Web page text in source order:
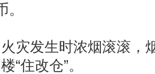
发生时浓烟滚滚，
“住改仓”。